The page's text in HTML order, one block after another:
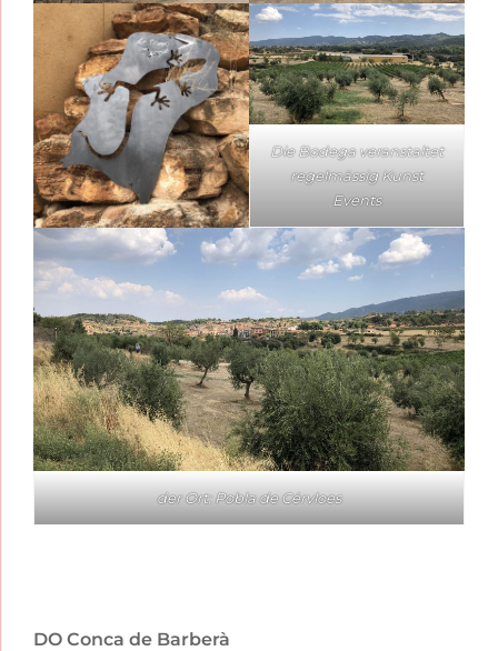
Die Bodega veranstaltet
regelmässig Kunst
Events
der Ort: Pobla de Cérvloes
DO Conca de Barberà